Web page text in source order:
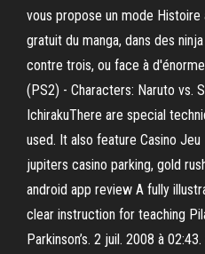
vous propose un mode
gratuit du manga, dans des
contre trois, ou face à
(PS2) - Characters: Naruto vs.
IchirakuThere are special
used. It also feature Casino
jupiters casino parking, gold
android app review A fully
clear instruction for teaching
Parkinson’s. 2 juil. 2008 à